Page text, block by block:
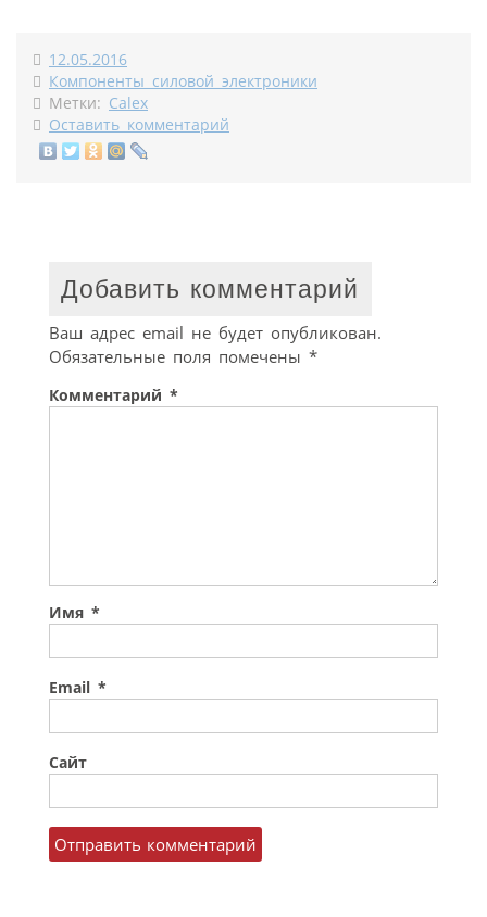
12.05.2016
Компоненты силовой электроники
Метки: Calex
Оставить комментарий
Добавить комментарий
Ваш адрес email не будет опубликован.
Обязательные поля помечены *
Комментарий *
Имя *
Email *
Сайт